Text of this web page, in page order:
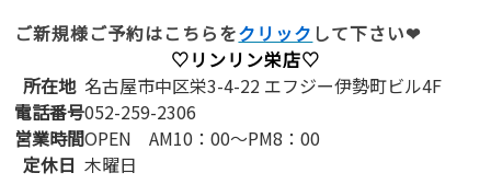
ご新規様ご予約はこちらをクリック して下さい❤
♡リンリン栄店♡
所在地 名古屋市中区栄3-4-22 エフジー伊勢町ビル4F
電話番号052-259-2306
営業時間OPEN AM10：00～PM8：00
定休日 木曜日